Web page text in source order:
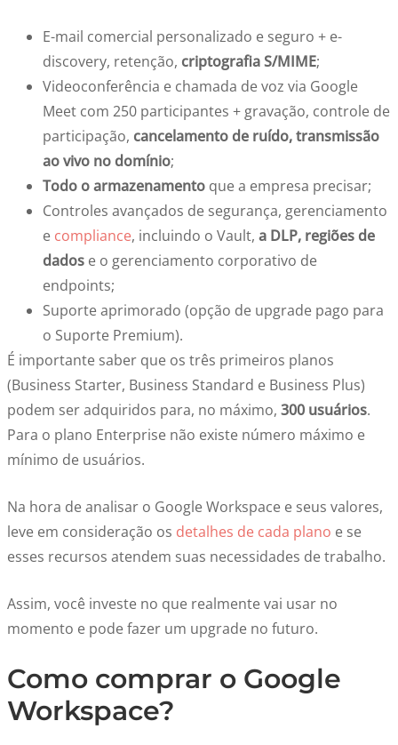
E-mail comercial personalizado e seguro + e-
discovery, retenção, criptografia S/MIME;
Videoconferência e chamada de voz via Google
Meet com 250 participantes + gravação, controle de
participação, cancelamento de ruído, transmissão
ao vivo no domínio;
Todo o armazenamento que a empresa precisar;
Controles avançados de segurança, gerenciamento
e compliance, incluindo o Vault, a DLP, regiões de
dados e o gerenciamento corporativo de
endpoints;
Suporte aprimorado (opção de upgrade pago para
o Suporte Premium).
É importante saber que os três primeiros planos
(Business Starter, Business Standard e Business Plus)
podem ser adquiridos para, no máximo, 300 usuários.
Para o plano Enterprise não existe número máximo e
mínimo de usuários.
Na hora de analisar o Google Workspace e seus valores,
leve em consideração os detalhes de cada plano e se
esses recursos atendem suas necessidades de trabalho.
Assim, você investe no que realmente vai usar no
momento e pode fazer um upgrade no futuro.
Como comprar o Google
Workspace?